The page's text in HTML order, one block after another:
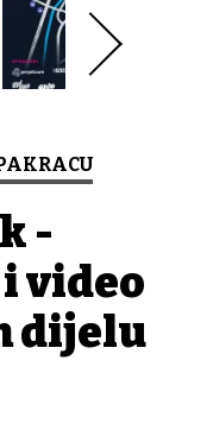
-
video
dijelu